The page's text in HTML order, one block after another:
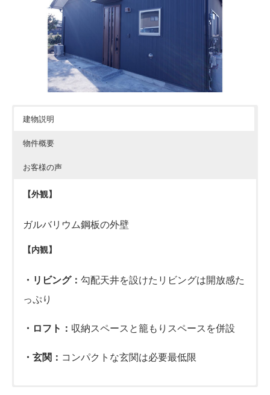
建物説明
物件概要
お客様の声
【外観】
ガルバリウム鋼板の外壁
【内観】
・リビング： 勾配天井を設けたリビングは開放感た
っぷり
・ロフト： 収納スペースと籠もりスペースを併設
・玄関： コンパクトな玄関は必要最低限